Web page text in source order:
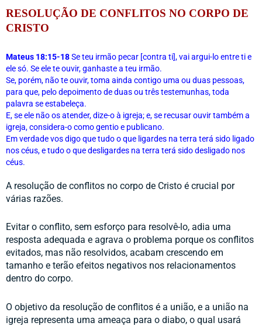
RESOLUÇÃO DE CONFLITOS NO CORPO DE
CRISTO
Mateus 18:15-18 Se teu irmão pecar [contra ti], vai argui-lo entre ti e
ele só. Se ele te ouvir, ganhaste a teu irmão.
Se, porém, não te ouvir, toma ainda contigo uma ou duas pessoas,
para que, pelo depoimento de duas ou três testemunhas, toda
palavra se estabeleça.
E, se ele não os atender, dize-o à igreja; e, se recusar ouvir também a
igreja, considera-o como gentio e publicano.
Em verdade vos digo que tudo o que ligardes na terra terá sido ligado
nos céus, e tudo o que desligardes na terra terá sido desligado nos
céus.
A resolução de conflitos no corpo de Cristo é crucial por
várias razões.
Evitar o conflito, sem esforço para resolvê-lo, adia uma
resposta adequada e agrava o problema porque os conflitos
evitados, mas não resolvidos, acabam crescendo em
tamanho e terão efeitos negativos nos relacionamentos
dentro do corpo.
O objetivo da resolução de conflitos é a união, e a união na
igreja representa uma ameaça para o diabo, o qual usará